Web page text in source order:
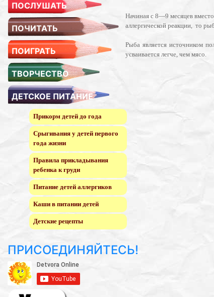
ПОСЛУШАТЬ
ПОЧИТАТЬ
ПОИГРАТЬ
ТВОРЧЕСТВО
ДЕТСКОЕ ПИТАНИЕ
Прикорм детей до года
Срыгивания у детей первого
года жизни
Правила прикладывания
ребенка к груди
Питание детей аллергиков
Каши в питании детей
Детские рецепты
ПРИСОЕДИНЯЙТЕСЬ!
Начиная с 8—9 месяцев
аллергической реакции, то
Рыба является источником
усваивается легче, чем мясо.